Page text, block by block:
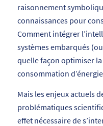
raisonnement
connaissances pour
Comment intégrer
systèmes embarqués
quelle façon optimiser
consommation
Mais les enjeux actuels
problématiques
effet nécessaire de